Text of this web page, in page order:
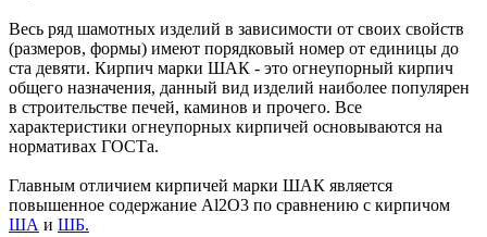
Весь ряд шамотных изделий в зависимости от своих свойств
(размеров, формы) имеют порядковый номер от единицы до
ста девяти. Кирпич марки ШАК - это огнеупорный кирпич
общего назначения, данный вид изделий наиболее популярен
в строительстве печей, каминов и прочего. Все
характеристики огнеупорных кирпичей основываются на
нормативах ГОСТа.
Главным отличием кирпичей марки ШАК является
повышенное содержание Al2O3 по сравнению с кирпичом
ША и ШБ.